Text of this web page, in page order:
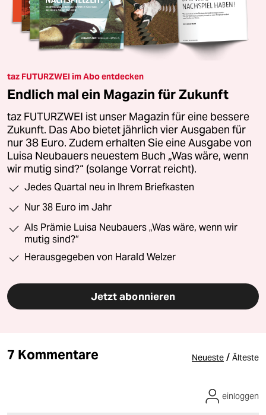
taz FUTURZWEI im Abo entdecken
Endlich mal ein Magazin für Zukunft
taz FUTURZWEI ist unser Magazin für eine bessere
Zukunft. Das Abo bietet jährlich vier Ausgaben für
nur 38 Euro. Zudem erhalten Sie eine Ausgabe von
Luisa Neubauers neuestem Buch „Was wäre, wenn
wir mutig sind?“ (solange Vorrat reicht).
Jedes Quartal neu in Ihrem Briefkasten
Nur 38 Euro im Jahr
Als Prämie Luisa Neubauers „Was wäre, wenn wir
mutig sind?“
Herausgegeben von Harald Welzer
Jetzt abonnieren
7 Kommentare Neueste / Älteste
einloggen